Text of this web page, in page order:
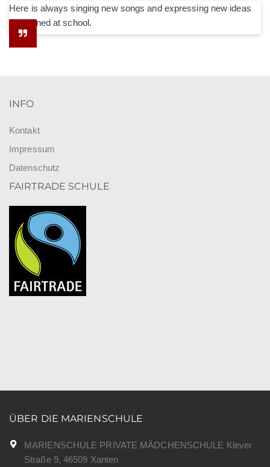
Here is always singing new songs and expressing new ideas
he learned at school.
INFO
Kontakt
Impressum
Datenschutz
FAIRTRADE SCHULE
ÜBER DIE MARIENSCHULE
MARIENSCHULE PRIVATE MÄDCHENSCHULE Klever
Straße 9, 46509 Xanten